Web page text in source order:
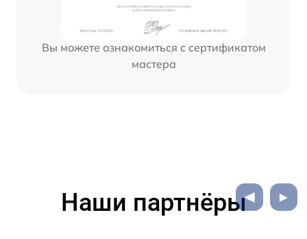
Вы можете ознакомиться с сертификатом
мастера
Наши партнёры